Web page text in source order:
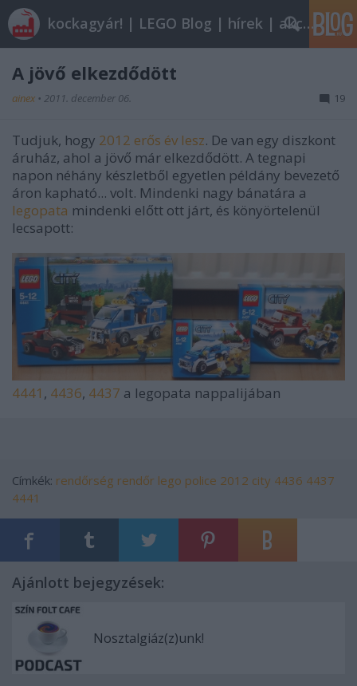
kockagyár! | LEGO Blog | hírek | akciók |
A jövő elkezdődött
ainex • 2011. december 06. 19
Tudjuk, hogy 2012 erős év lesz. De van egy diszkont
áruház, ahol a jövő már elkezdődött. A tegnapi
napon néhány készletből egyetlen példány bevezető
áron kapható... volt. Mindenki nagy bánatára a
legopata mindenki előtt ott járt, és könyörtelenül
lecsapott:
4441 , 4436, 4437 a legopata nappalijában
Címkék: rendőrség rendőr lego police 2012 city 4436 4437
4441
Ajánlott bejegyzések:
Nosztalgiáz(z)unk!